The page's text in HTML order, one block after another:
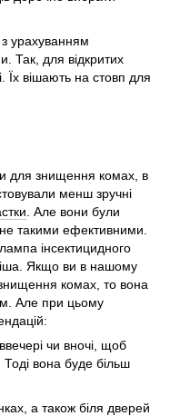
з урахуванням
Так, для відкритих
Їх вішають на стовп для
для знищення комах, в
менш зручні
. Але вони були
такими ефективними.
інсектицидного
Якщо ви в нашому
комах, то вона
Але при цьому
чи вночі, щоб
вона буде більш
а також біля дверей